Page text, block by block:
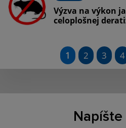
Výzva na výkon
celoplošnej
1 2 3 4
Napíšte